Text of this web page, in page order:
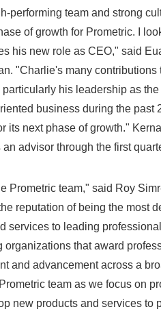
performing team and strong
of growth for Prometric. I
his new role as CEO," said
"Charlie's many contributions
his leadership as
business during the past
its next phase of growth."
advisor through the first
Prometric team," said Roy
reputation of being the most
services to leading
organizations that award
and advancement across a
team as we focus on
new products and services to